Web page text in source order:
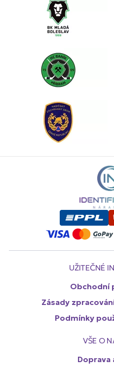
UŽITEČNÉ
Obchodní
Zásady
Podmínky
VŠE O
Doprava